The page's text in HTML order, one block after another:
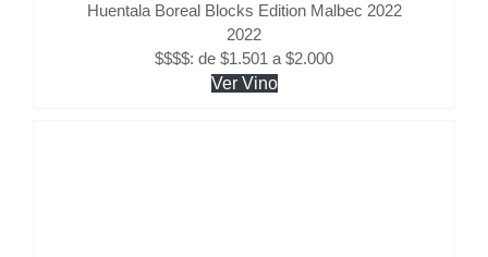
Huentala Boreal Blocks Edition Malbec 2022
2022
$$$$: de $1.501 a $2.000
Ver Vino